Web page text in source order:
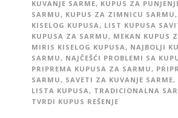
KUVANJE SARME, KUPUS ZA
SARMU, KUPUS ZA ZIMNICU SARMU,
KISELOG KUPUSA, LIST KUPUSA
KUPUSA ZA SARMU, MEKAN KUPUS
MIRIS KISELOG KUPUSA, NAJBOLJI
SARMU, NAJČEŠĆI PROBLEMI SA
PRIPREMA KUPUSA ZA SARMU,
SARMU, SAVETI ZA KUVANJE SARME,
LISTA KUPUSA, TRADICIONALNA
TVRDI KUPUS REŠENJE